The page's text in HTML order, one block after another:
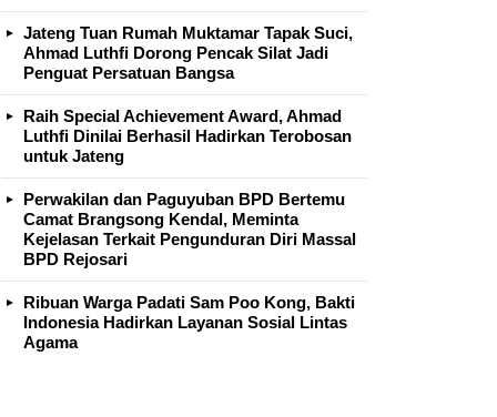
Jateng Tuan Rumah Muktamar Tapak Suci,
Ahmad Luthfi Dorong Pencak Silat Jadi
Penguat Persatuan Bangsa
Raih Special Achievement Award, Ahmad
Luthfi Dinilai Berhasil Hadirkan Terobosan
untuk Jateng
Perwakilan dan Paguyuban BPD Bertemu
Camat Brangsong Kendal, Meminta
Kejelasan Terkait Pengunduran Diri Massal
BPD Rejosari
Ribuan Warga Padati Sam Poo Kong, Bakti
Indonesia Hadirkan Layanan Sosial Lintas
Agama